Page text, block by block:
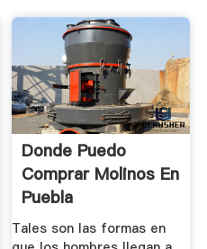
Donde Puedo
Comprar Molinos En
Puebla
Tales son las formas en